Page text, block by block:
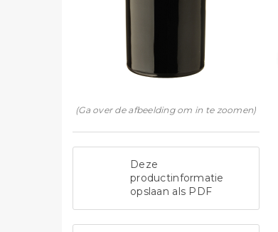
(Ga over de afbeelding om in te zoomen)
Deze
productinformatie
opslaan als PDF